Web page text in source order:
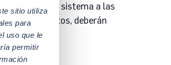
sitio utiliza
para
uso que le
permitir
del sistema a las
u objetos, deberán